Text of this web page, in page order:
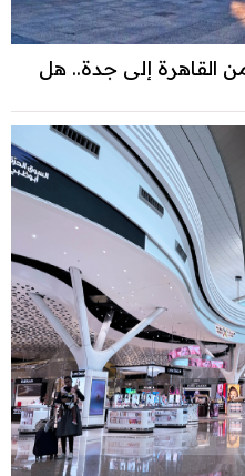
القاهرة إلى جدة.. هل